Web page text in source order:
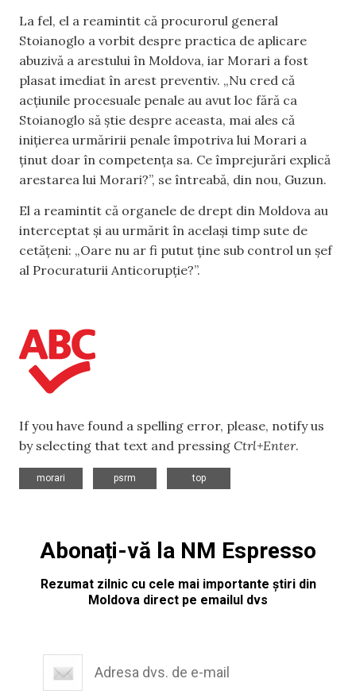
La fel, el a reamintit că procurorul general
Stoianoglo a vorbit despre practica de aplicare
abuzivă a arestului în Moldova, iar Morari a fost
plasat imediat în arest preventiv. „Nu cred că
acțiunile procesuale penale au avut loc fără ca
Stoianoglo să știe despre aceasta, mai ales că
inițierea urmăririi penale împotriva lui Morari a
ținut doar în competența sa. Ce împrejurări explică
arestarea lui Morari?”, se întreabă, din nou, Guzun.
El a reamintit că organele de drept din Moldova au
interceptat și au urmărit în același timp sute de
cetățeni: „Oare nu ar fi putut ține sub control un șef
al Procuraturii Anticorupție?”.
If you have found a spelling error, please, notify us
by selecting that text and pressing Ctrl+Enter.
morari
psrm
top
Abonați-vă la NM Espresso
Rezumat zilnic cu cele mai importante știri din
Moldova direct pe emailul dvs